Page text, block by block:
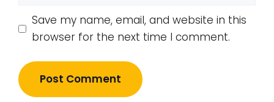
Save my name, email, and website in this
browser for the next time I comment.